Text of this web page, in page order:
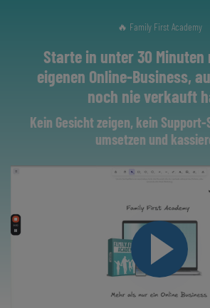
🔥 Family First Academy
Starte in unter 30 Minuten
eigenen Online-Business,
noch nie verkauft
Kein Gesicht zeigen, kein
umsetzen und